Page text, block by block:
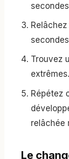
Trouvez
extrêmes.
Répétez
relâchée
Le